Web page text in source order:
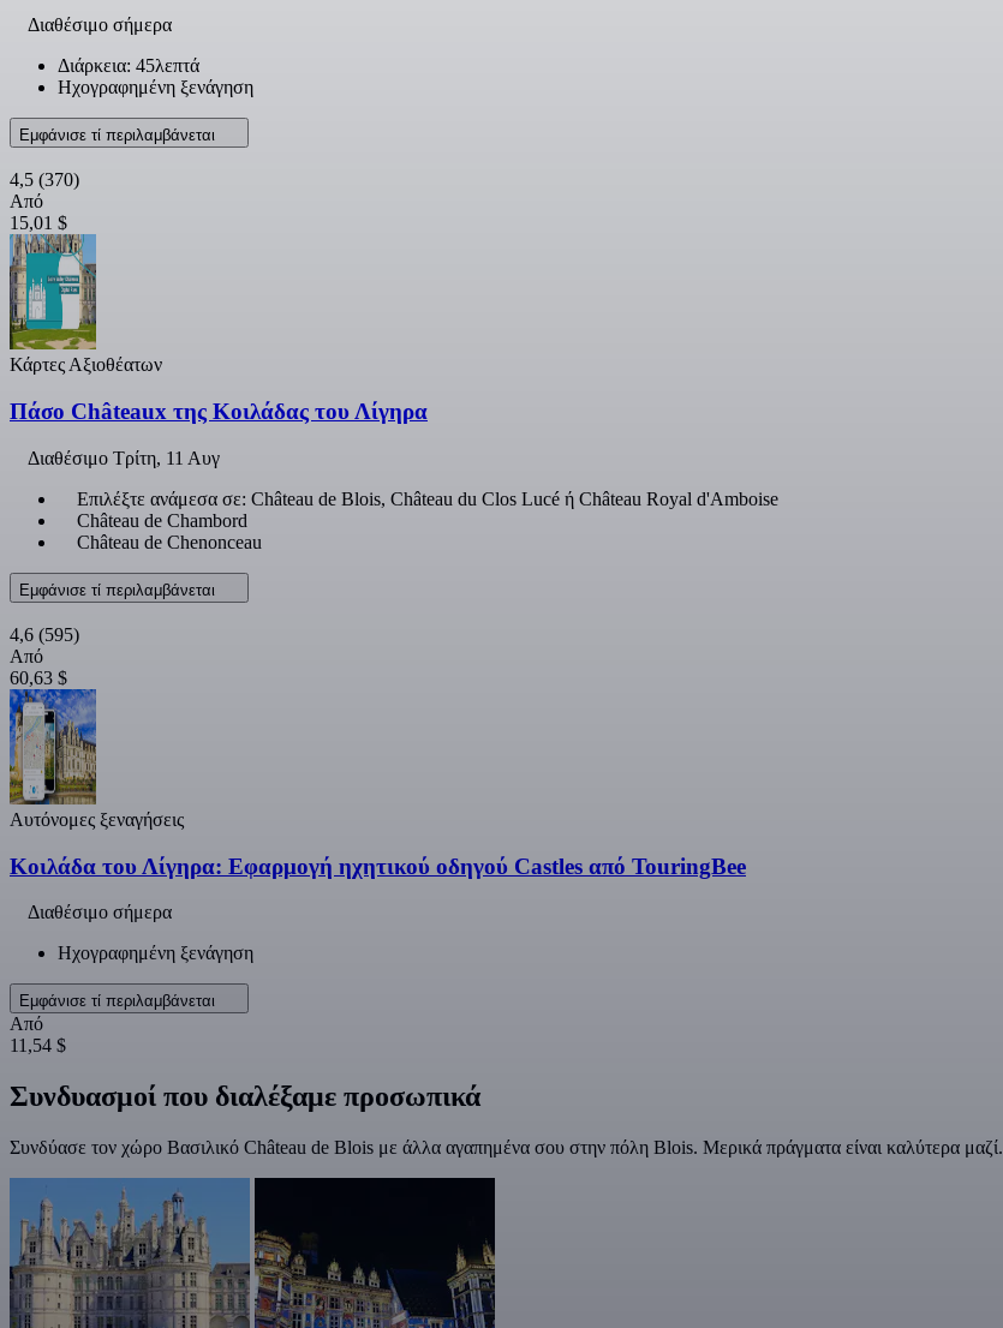
Διαθέσιμο σήμερα
Διάρκεια: 45λεπτά
Ηχογραφημένη ξενάγηση
Εμφάνισε τί περιλαμβάνεται
4,5 (370)
Από
15,01 $
Κάρτες Αξιοθέατων
Πάσο Châteaux της Κοιλάδας του Λίγηρα
Διαθέσιμο Τρίτη, 11 Αυγ
Επιλέξτε ανάμεσα σε: Château de Blois, Château du Clos Lucé ή Château Royal d'Amboise
Château de Chambord
Château de Chenonceau
Εμφάνισε τί περιλαμβάνεται
4,6 (595)
Από
60,63 $
Αυτόνομες ξεναγήσεις
Κοιλάδα του Λίγηρα: Εφαρμογή ηχητικού οδηγού Castles από TouringBee
Διαθέσιμο σήμερα
Ηχογραφημένη ξενάγηση
Εμφάνισε τί περιλαμβάνεται
Από
11,54 $
Συνδυασμοί που διαλέξαμε προσωπικά
Συνδύασε τον χώρο Βασιλικό Château de Blois με άλλα αγαπημένα σου στην πόλη Blois. Μερικά πράγματα είναι καλύτερα μαζί.